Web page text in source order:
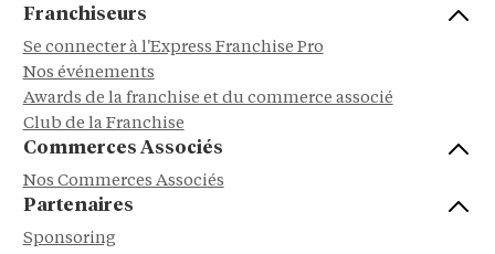
Franchiseurs
Se connecter à l'Express Franchise Pro
Nos événements
Awards de la franchise et du commerce associé
Club de la Franchise
Commerces Associés
Nos Commerces Associés
Partenaires
Sponsoring